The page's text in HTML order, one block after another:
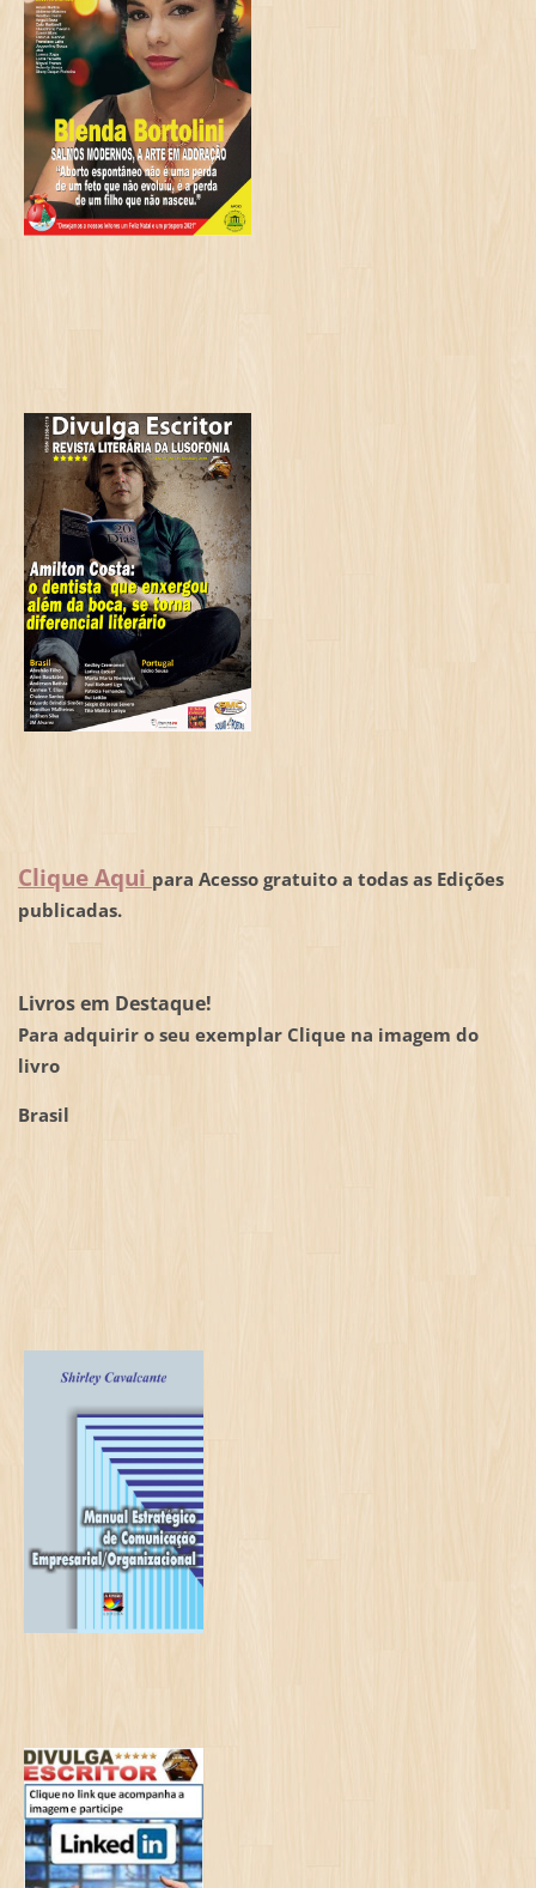
Clique Aqui para Acesso gratuito a todas as Edições
publicadas.
Livros em Destaque!
Para adquirir o seu exemplar Clique na imagem do
livro
Brasil